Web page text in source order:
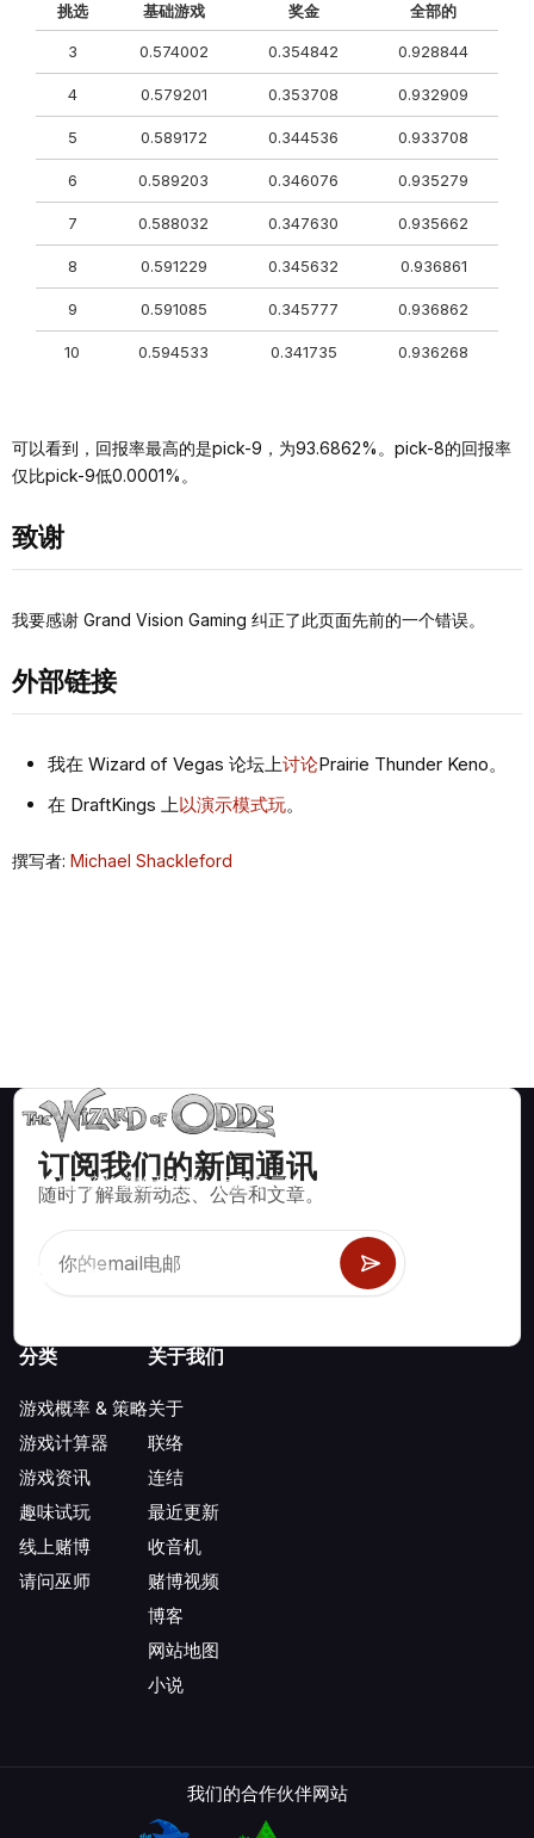
挑选 基础游戏 奖金 全部的
3 0.574002 0.354842 0.928844
4 0.579201 0.353708 0.932909
5 0.589172 0.344536 0.933708
6 0.589203 0.346076 0.935279
7 0.588032 0.347630 0.935662
8 0.591229 0.345632 0.936861
9 0.591085 0.345777 0.936862
10 0.594533 0.341735 0.936268
可以看到，回报率最高的是pick-9，为93.6862%。pick-8的回报率
仅比pick-9低0.0001%。
致谢
我要感谢 Grand Vision Gaming 纠正了此页面先前的一个错误。
外部链接
我在 Wizard of Vegas 论坛上讨论Prairie Thunder Keno。
在 DraftKings 上以演示模式玩。
撰写者: Michael Shackleford
订阅我们的新闻通讯
随时了解最新动态、公告和文章。
数学上正确的策略和信息，适用于二十一点、掷骰子、轮盘赌等
数百种可玩的赌场游戏。
分类
游戏概率 & 策略
游戏计算器
游戏资讯
趣味试玩
线上赌博
请问巫师
关于我们
关于
联络
连结
最近更新
收音机
赌博视频
博客
网站地图
小说
我们的合作伙伴网站